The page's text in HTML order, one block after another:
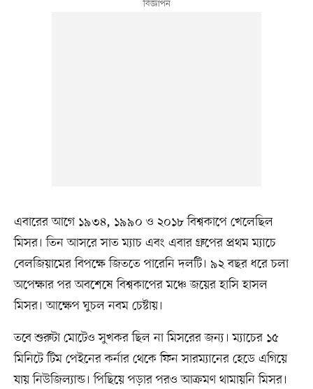
এবারের আগে ১৯৩৪, ১৯৯০ ও ২০১৮ বিশ্বকাপে খেলেছিল
মিসর। তিন আসরে সাত ম্যাচ এবং এবার গ্রুপের প্রথম ম্যাচে
বেলজিয়ামের বিপক্ষে জিততে পারেনি দলটি। ৯২ বছর ধরে চলা
অপেক্ষার পর অবশেষে বিশ্বকাপের মঞ্চে জয়ের হাসি হাসল
মিসর। আক্ষেপ ঘুচল নবম চেষ্টায়।
তবে শুরুটা মোটেও সুখকর ছিল না মিসরের জন্য। ম্যাচের ১৫
মিনিটে টিম পেইনের কর্নার থেকে ফিন সারম্যানের হেডে এগিয়ে
যায় নিউজিল্যান্ড। পিছিয়ে পড়ার পরও আক্রমণ থামায়নি মিসর।